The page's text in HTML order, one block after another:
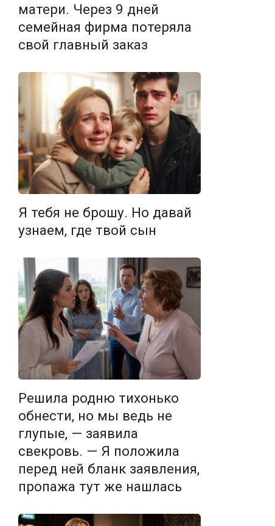
матери. Через 9 дней
семейная фирма потеряла
свой главный заказ
Я тебя не брошу. Но давай
узнаем, где твой сын
Решила родню тихонько
обнести, но мы ведь не
глупые, — заявила
свекровь. — Я положила
перед ней бланк заявления,
пропажа тут же нашлась